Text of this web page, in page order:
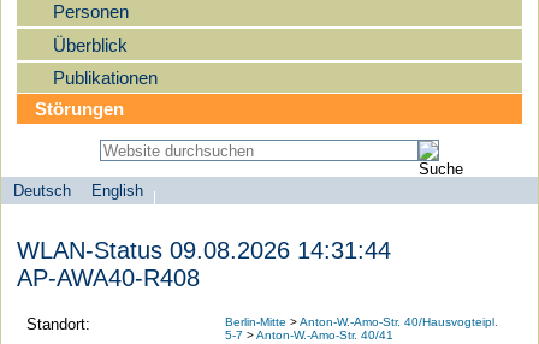
Personen
Überblick
Publikationen
Störungen
Sprachauswahl
Deutsch
English
search-menu
Universität
zu
Berlin
WLAN-Status 09.08.2026 14:31:44
AP-AWA40-R408
Standort: Berlin-Mitte >Anton-W.-Amo-Str. 40/Hausvogteipl.
5-7 >Anton-W.-Amo-Str. 40/41